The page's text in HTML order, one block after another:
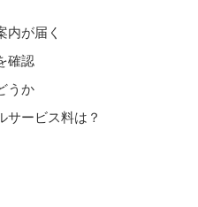
内が届く
確認
うか
サービス料は？